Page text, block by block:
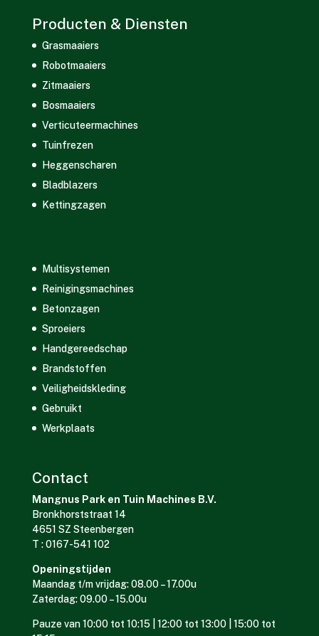
Producten & Diensten
Grasmaaiers
Robotmaaiers
Zitmaaiers
Bosmaaiers
Verticuteermachines
Tuinfrezen
Heggenscharen
Bladblazers
Kettingzagen
Multisystemen
Reinigingsmachines
Betonzagen
Sproeiers
Handgereedschap
Brandstoffen
Veiligheidskleding
Gebruikt
Werkplaats
Contact
Mangnus Park en Tuin Machines B.V.
Bronkhorststraat 14
4651 SZ Steenbergen
T : 0167-541 102
Openingstijden
Maandag t/m vrijdag: 08.00 – 17.00u
Zaterdag: 09.00 – 15.00u
Pauze van 10:00 tot 10:15 | 12:00 tot 13:00 | 15:00 tot